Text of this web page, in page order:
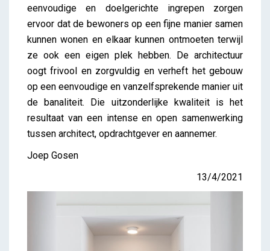
eenvoudige en doelgerichte ingrepen zorgen
ervoor dat de bewoners op een fijne manier samen
kunnen wonen en elkaar kunnen ontmoeten terwijl
ze ook een eigen plek hebben. De architectuur
oogt frivool en zorgvuldig en verheft het gebouw
op een eenvoudige en vanzelfsprekende manier uit
de banaliteit. Die uitzonderlijke kwaliteit is het
resultaat van een intense en open samenwerking
tussen architect, opdrachtgever en aannemer.
Joep Gosen
13/4/2021